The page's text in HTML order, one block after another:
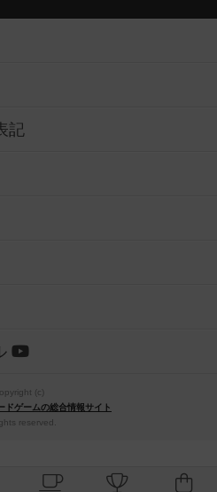
記
(c)
ドゲームの総合情報サイト
reserved.